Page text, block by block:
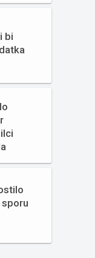
bi
sporu